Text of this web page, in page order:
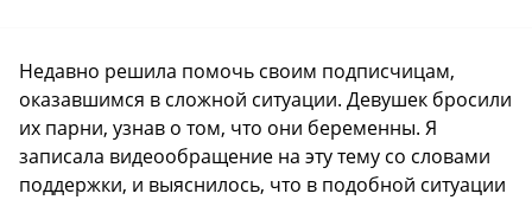
Недавно решила помочь своим подписчицам,
оказавшимся в сложной ситуации. Девушек бросили
их парни, узнав о том, что они беременны. Я
записала видеообращение на эту тему со словами
поддержки, и выяснилось, что в подобной ситуации